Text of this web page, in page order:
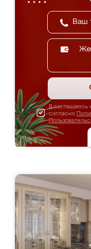
Я соглашаюсь
согласно